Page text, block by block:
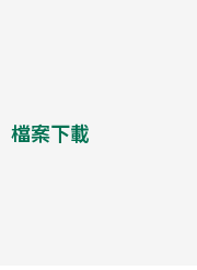
檔案下載